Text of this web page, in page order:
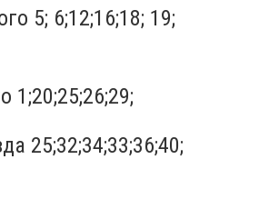
5; 6;12;16;18; 19;
1;20;25;26;29;
25;32;34;33;36;40;